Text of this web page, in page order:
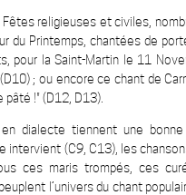
Fêtes religieuses et civiles,
du Printemps, chantées de
pour la Saint-Martin le 11
; ou encore ce chant de
pâté !" (D12, D13).
en dialecte tiennent une
intervient (C9, C13), les
ces maris trompés, ces
l’univers du chant